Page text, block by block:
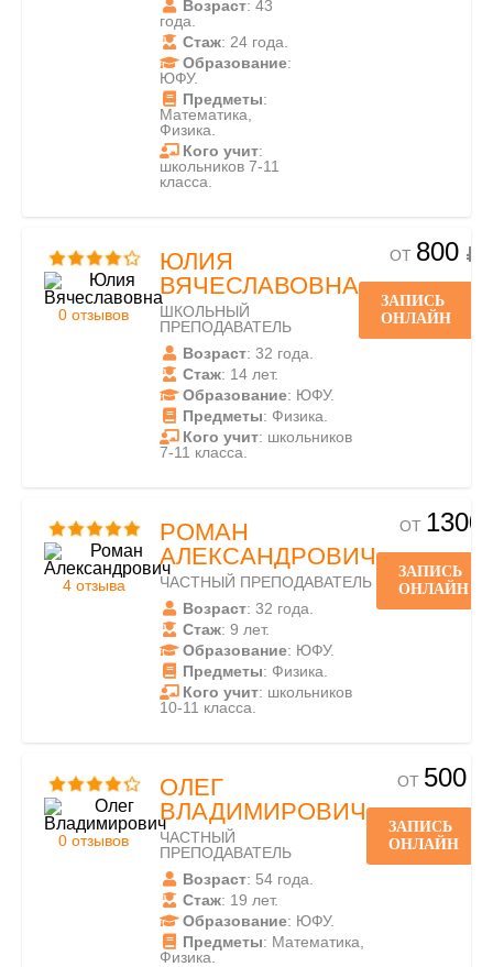
Возраст: 43
года.
Стаж: 24 года.
Образование:
ЮФУ.
Предметы:
Математика,
Физика.
Кого учит:
школьников 7-11
класса.
0 отзывов
ЮЛИЯ
ВЯЧЕСЛАВОВНА
ШКОЛЬНЫЙ
ПРЕПОДАВАТЕЛЬ
Возраст: 32 года.
Стаж: 14 лет.
Образование: ЮФУ.
Предметы: Физика.
Кого учит: школьников
7-11 класса.
ОТ 800
ЗАПИСЬ
ОНЛАЙН
4 отзыва
РОМАН
АЛЕКСАНДРОВИЧ
ЧАСТНЫЙ ПРЕПОДАВАТЕЛЬ
Возраст: 32 года.
Стаж: 9 лет.
Образование: ЮФУ.
Предметы: Физика.
Кого учит: школьников
10-11 класса.
ОТ 1300
ЗАПИСЬ
ОНЛАЙН
0 отзывов
ОЛЕГ
ВЛАДИМИРОВИЧ
ЧАСТНЫЙ
ПРЕПОДАВАТЕЛЬ
Возраст: 54 года.
Стаж: 19 лет.
Образование: ЮФУ.
Предметы: Математика,
Физика.
ОТ 500
ЗАПИСЬ
ОНЛАЙН